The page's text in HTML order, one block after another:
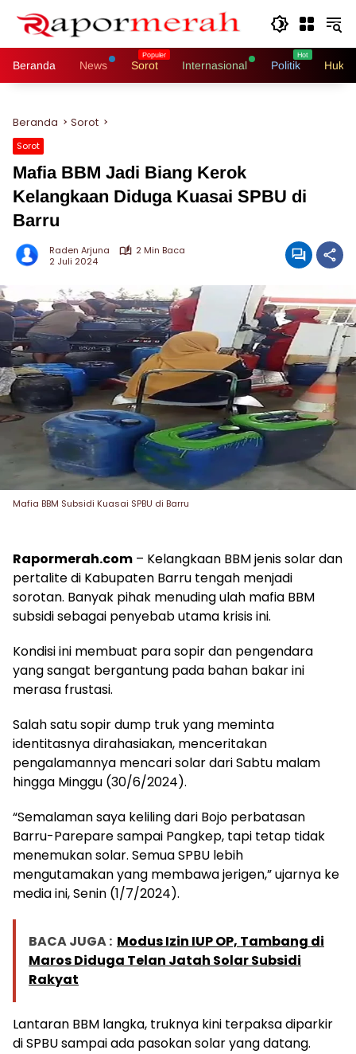
Beranda News Sorot Internasional Politik
Beranda Sorot
Sorot
Mafia BBM Jadi Biang Kerok
Kelangkaan Diduga Kuasai SPBU di
Barru
Raden Arjuna
2 Min Baca
2 Juli 2024
Mafia BBM Subsidi Kuasai SPBU di Barru
Rapormerah.com – Kelangkaan BBM jenis solar dan
pertalite di Kabupaten Barru tengah menjadi
sorotan. Banyak pihak menuding ulah mafia BBM
subsidi sebagai penyebab utama krisis ini.
Kondisi ini membuat para sopir dan pengendara
yang sangat bergantung pada bahan bakar ini
merasa frustasi.
Salah satu sopir dump truk yang meminta
identitasnya dirahasiakan, menceritakan
pengalamannya mencari solar dari Sabtu malam
hingga Minggu (30/6/2024).
“Semalaman saya keliling dari Bojo perbatasan
Barru-Parepare sampai Pangkep, tapi tetap tidak
menemukan solar. Semua SPBU lebih
mengutamakan yang membawa jerigen,” ujarnya ke
media ini, Senin (1/7/2024).
BACA JUGA : Modus Izin IUP OP, Tambang di
Maros Diduga Telan Jatah Solar Subsidi
Rakyat
Lantaran BBM langka, truknya kini terpaksa diparkir
di SPBU sampai ada pasokan solar yang datang.